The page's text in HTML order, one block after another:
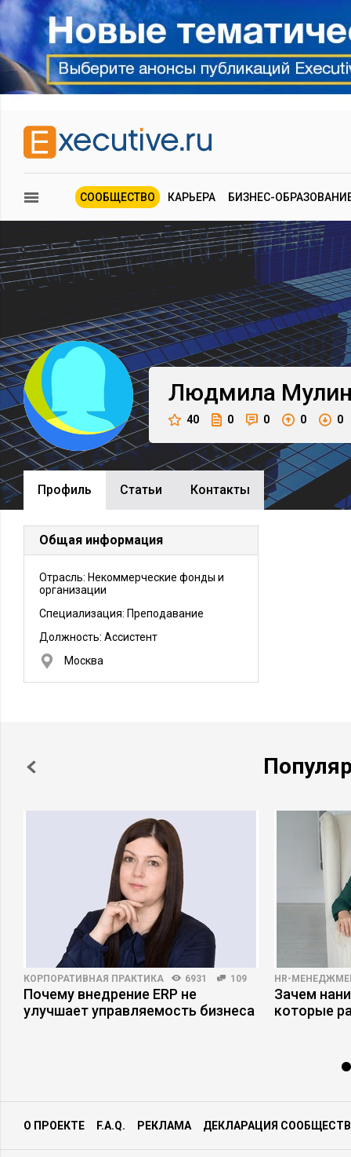
СООБЩЕСТВО КАРЬЕРА БИЗНЕС-
Людмила
40 0 0 0 0
Профиль Cтатьи Контакты
Общая информация
Отрасль: Некоммерческие фонды и
организации
Специализация: Преподавание
Должность: Ассистент
Москва
КОРПОРАТИВНАЯ ПРАКТИКА 6931 109
Почему внедрение ERP не
улучшает управляемость бизнеса
HR-
Зачем
которые
О ПРОЕКТЕ F.A.Q. РЕКЛАМА ДЕКЛАРАЦИЯ